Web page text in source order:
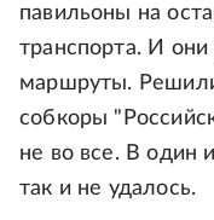
павильоны на
транспорта. И
маршруты. Решили
собкоры
не во все. В один
так и не удалось.